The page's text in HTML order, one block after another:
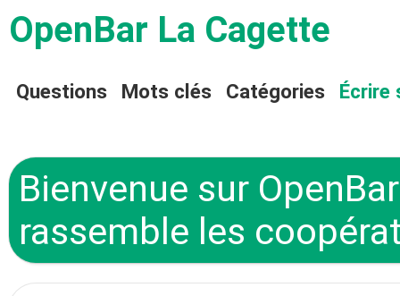
OpenBar La Cagette
Questions Mots clés Catégories Écrire
Bienvenue sur
rassemble les